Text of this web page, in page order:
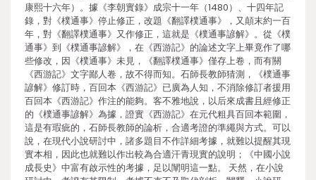
康熙十六年）。據《李朝實錄》成宗十一年（1480）、十四年記
錄，對《樸通事》停止修正，改題《翻譯樸通事》，又顛末約一百
年，對《翻譯樸通事》又作修正，這就是《樸通事諺解》。從《樸
通事》到《樸通事諺解》，在《西游記》的論述文字上畢竟作了哪
些修改，因《樸通事》未見，《翻譯樸通事》僅存上卷，而有關
《西游記》文字鄙人卷，故不得而知。石師長教師猜測，《樸通事
諺解》修訂時，百回本《西游記》已廣為人知，不消除修訂者援用
百回本《西游記》作注的能夠。客不雅地說，以后來成書且經修正
的《樸通事諺解》為據，證實《西游記》在元代粗具百回本範圍，
這是有瑕疵的，石師長教師的論析，合適考證的準繩與方式。可以
說，在現代小說研討中，諸多題目不作詳細考據，就難以提醒其現
實本相，因此也就難以作出較為合適汗青現實的說明；《中國小說
成長史》中富有啟示性的考據，足以闡明這一點。 天然，在小說